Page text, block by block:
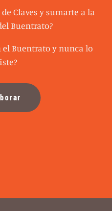
Claves y sumarte a la
Buentrato?
el Buentrato y nunca lo